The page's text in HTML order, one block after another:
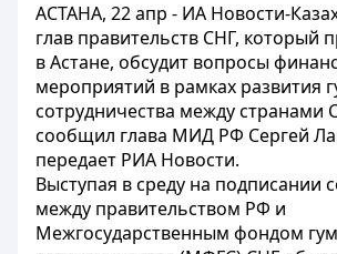
АСТАНА, 22 апр - ИА Новости-
глав правительств СНГ, который
в Астане, обсудит вопросы
мероприятий в рамках развития
сотрудничества между странами
сообщил глава МИД РФ Сергей
передает РИА Новости.
Выступая в среду на подписании
между правительством РФ и
Межгосударственным фондом